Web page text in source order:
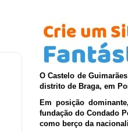
O Castelo de
distrito de Braga, em
Em posição
fundação do Condado
como berço da